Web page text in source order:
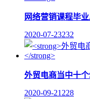
网络营销课程毕
2020-07-23232
外贸电商当中十
2020-09-21 228